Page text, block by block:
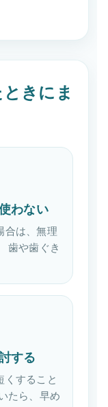
きにま
わない
合は、無理
歯や歯ぐき
する
くすること
たら、早め